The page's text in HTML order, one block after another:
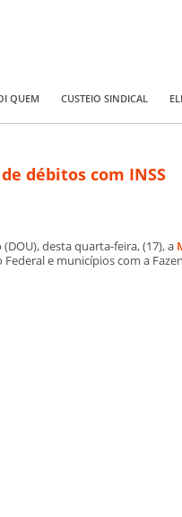
QUEM CUSTEIO SINDICAL
débitos com INSS
desta quarta-feira, (17), a
e municípios com a